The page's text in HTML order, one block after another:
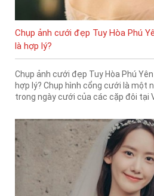
Chụp ảnh cưới đẹp Tuy Hòa Phú
là hợp lý?
Chụp ảnh cưới đẹp Tuy Hòa Phú
hợp lý? Chụp hình cổng cưới là một
trong ngày cưới của các cặp đôi tại